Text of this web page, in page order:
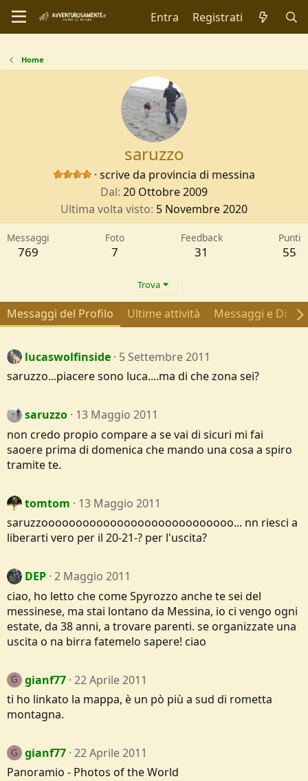
Entra Registrati
Home
saruzzo
· scrive da provincia di messina
Dal 20 Ottobre 2009
Ultima volta visto 5 Novembre 2020
Messaggi
769
Foto
7
Feedback
31
Punti
55
Trova
Messaggi del Profilo Ultime attività Messaggi e
lucaswolfinside 5 Settembre 2011
saruzzo...piacere sono luca....ma di che zona sei?
saruzzo 13 Maggio 2011
non credo propio compare a se vai di sicuri mi fai
saoere prima di domenica che mando una cosa a spiro
tramite te.
tomtom
13 Maggio 2011
saruzzoooooooooooooooooooooooooooo... nn riesci a
liberarti vero per il 20-21-? per l'uscita?
DEP 2 Maggio 2011
ciao, ho letto che come Spyrozzo anche te sei del
messinese, ma stai lontano da Messina, io ci vengo ogni
estate, da 38 anni, a trovare parenti. se organizzate una
uscita o na birra fatemelo sapere! ciao
G gianf77 22 Aprile 2011
ti ho linkato la mappa, è un pò più a sud di rometta
montagna.
G gianf77 22 Aprile 2011
Panoramio - Photos of the World